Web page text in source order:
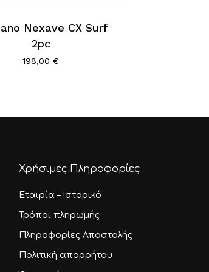
Nexave CX Surf
2pc
198,00€
Χρήσιμες Πληροφορίες
Εταιρία – Ιστορικό
Τρόποι πληρωμής
Πληροφορίες Αποστολής
Πολιτική απορρήτου